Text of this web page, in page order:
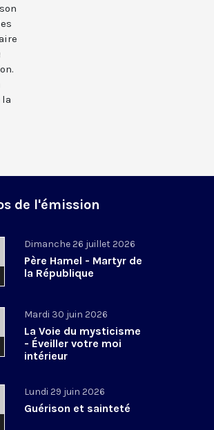
la
de l'émission
Dimanche 26 juillet 2026
Père Hamel - Martyr de
la République
Mardi 30 juin 2026
La Voie du mysticisme
- Éveiller votre moi
intérieur
Lundi 29 juin 2026
Guérison et sainteté